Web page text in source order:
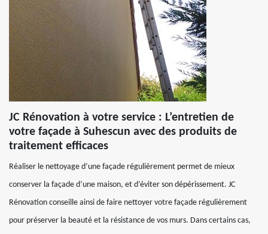
JC Rénovation à votre service : L’entretien de
votre façade à Suhescun avec des produits de
traitement efficaces
Réaliser le nettoyage d’une façade régulièrement permet de mieux
conserver la façade d’une maison, et d’éviter son dépérissement. JC
Rénovation conseille ainsi de faire nettoyer votre façade régulièrement
pour préserver la beauté et la résistance de vos murs. Dans certains cas,